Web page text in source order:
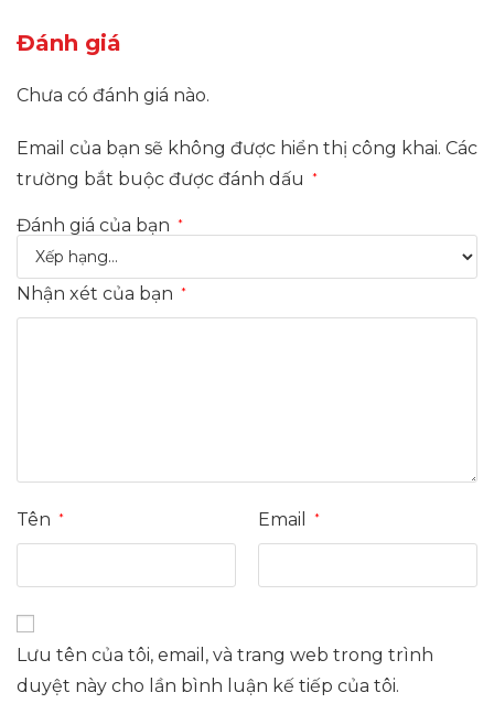
Đánh giá
Chưa có đánh giá nào.
Email của bạn sẽ không được hiển thị công khai. Các
trường bắt buộc được đánh dấu
*
Đánh giá của bạn *
Nhận xét của bạn *
Tên * Email *
Lưu tên của tôi, email, và trang web trong trình
duyệt này cho lần bình luận kế tiếp của tôi.